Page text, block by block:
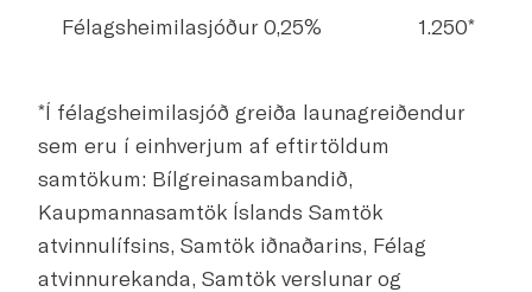
Félagsheimilasjóður 0,25% 1.250*
Samtals 89.250
*Í félagsheimilasjóð greiða launagreiðendur
sem eru í einhverjum af eftirtöldum
samtökum: Bílgreinasambandið,
Kaupmannasamtök Íslands Samtök
atvinnulífsins, Samtök iðnaðarins, Félag
atvinnurekanda, Samtök verslunar og